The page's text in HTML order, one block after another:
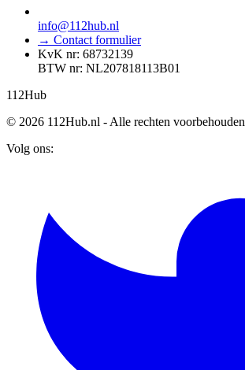
info@112hub.nl
→ Contact formulier
KvK nr: 68732139
BTW nr: NL207818113B01
112Hub
© 2026 112Hub.nl - Alle rechten voorbehouden
Volg ons: